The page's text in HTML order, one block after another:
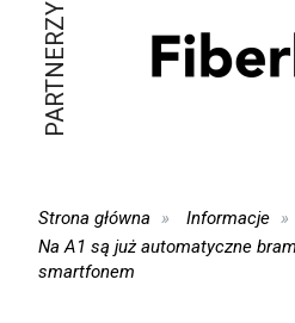
PARTNERZY
Strona główna
Informacje
Na A1 są już automatyczne
smartfonem